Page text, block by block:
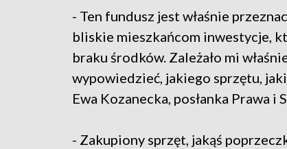
- Ten fundusz jest właśnie
bliskie mieszkańcom inwestycje,
braku środków. Zależało mi
wypowiedzieć, jakiego sprzętu,
Ewa Kozanecka, posłanka Prawa i
- Zakupiony sprzęt, jakąś